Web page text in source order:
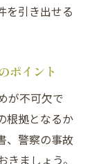
を引き出せる
ポイント
が不可欠で
根拠となるか
、警察の事故
ましょう。